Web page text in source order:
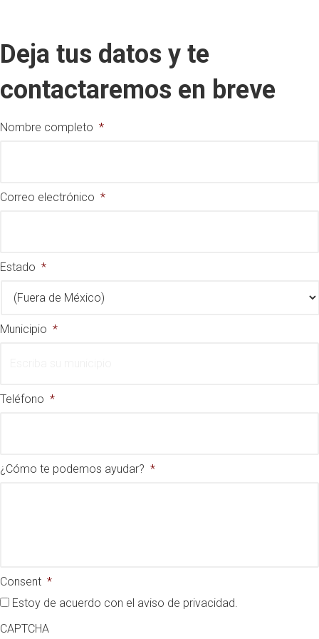
Deja tus datos y te
contactaremos en breve
Nombre completo *
Correo electrónico *
Estado *
Municipio *
Teléfono *
¿Cómo te podemos ayudar? *
Consent *
Estoy de acuerdo con el aviso de privacidad.
CAPTCHA